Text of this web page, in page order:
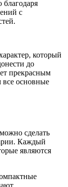
с
который
до
прекрасным
основные
сделать
Каждый
являются